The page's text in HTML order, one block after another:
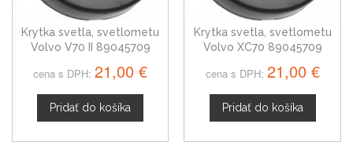
Krytka svetla, svetlometu
Volvo V70 II 89045709
cena s DPH: 21,00 €
Pridať do košíka
Krytka svetla, svetlometu
Volvo XC70 89045709
cena s DPH: 21,00 €
Pridať do košíka